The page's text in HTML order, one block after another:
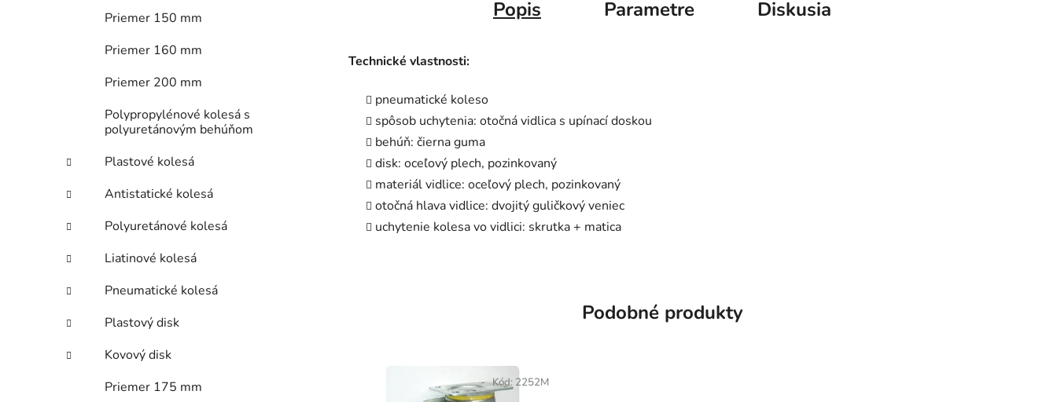
Priemer 150 mm
Priemer 160 mm
Priemer 200 mm
Polypropylénové kolesá s
polyuretánovým behúňom
Plastové kolesá
Antistatické kolesá
Polyuretánové kolesá
Liatinové kolesá
Pneumatické kolesá
Plastový disk
Kovový disk
Priemer 175 mm
Popis Parametre Diskusia
Technické vlastnosti:
pneumatické koleso
spôsob uchytenia: otočná vidlica s upínací doskou
behúň: čierna guma
disk: oceľový plech, pozinkovaný
materiál vidlice: oceľový plech, pozinkovaný
otočná hlava vidlice: dvojitý guličkový veniec
uchytenie kolesa vo vidlici: skrutka + matica
Podobné produkty
Kód: 2252M